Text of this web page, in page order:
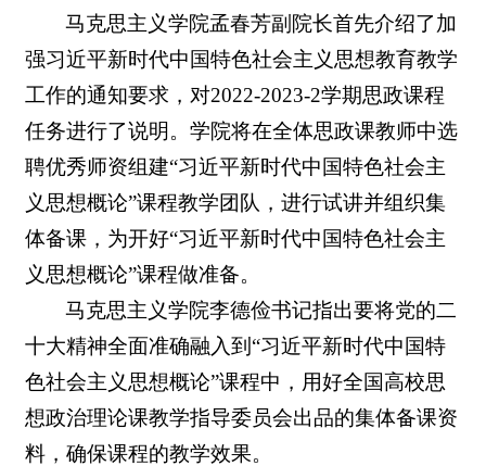
马克思主义学院孟春芳副院长首先介绍了加
强习近平新时代中国特色社会主义思想教育教学
工作的通知要求，对2022-2023-2学期思政课程
任务进行了说明。学院将在全体思政课教师中选
聘优秀师资组建“习近平新时代中国特色社会主
义思想概论”课程教学团队，进行试讲并组织集
体备课，为开好“习近平新时代中国特色社会主
义思想概论”课程做准备。
马克思主义学院李德俭书记指出要将党的二
十大精神全面准确融入到“习近平新时代中国特
色社会主义思想概论”课程中，用好全国高校思
想政治理论课教学指导委员会出品的集体备课资
料，确保课程的教学效果。